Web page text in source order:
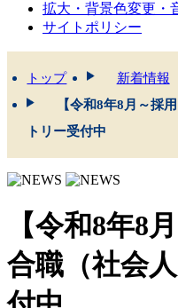
拡大・背景色変更・
サイトポリシー
トップ
新着情報
【令和8年8月～採
トリー受付中
【令和8年8
合職（社会